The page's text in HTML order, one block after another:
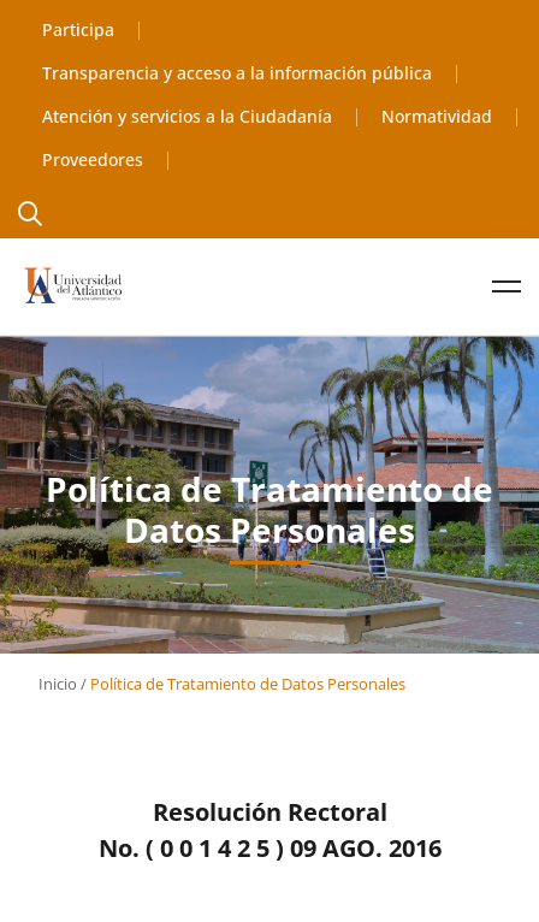
Participa
Transparencia y acceso a la información pública
Atención y servicios a la Ciudadanía
Normatividad
Proveedores
Política de Tratamiento de
Datos Personales
Inicio /Política de Tratamiento de Datos Personales
Resolución Rectoral
No. ( 0 0 1 4 2 5 ) 09 AGO. 2016